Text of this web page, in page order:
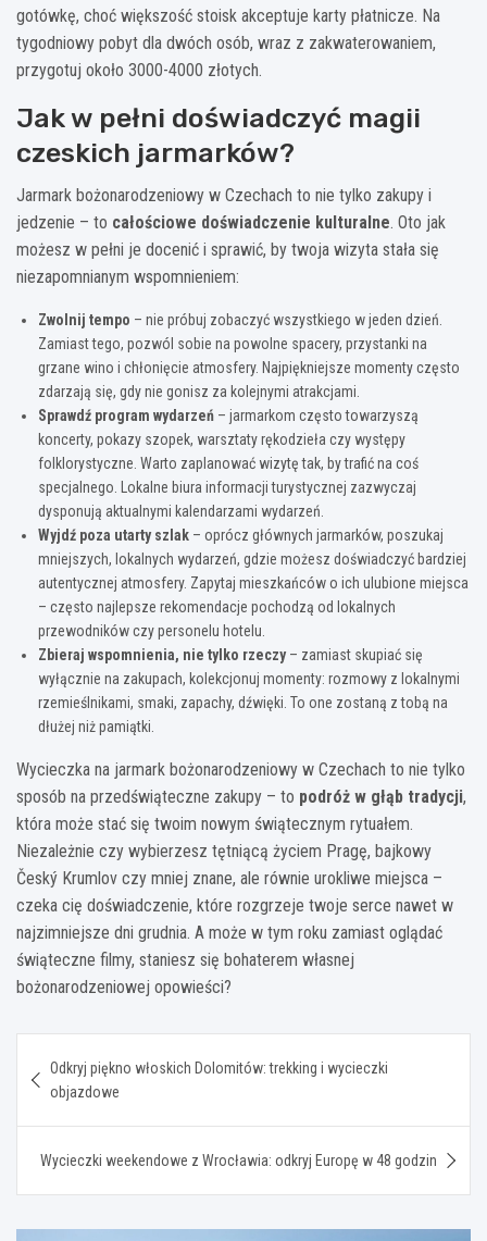
gotówkę, choć większość stoisk akceptuje karty płatnicze. Na
tygodniowy pobyt dla dwóch osób, wraz z zakwaterowaniem,
przygotuj około 3000-4000 złotych.
Jak w pełni doświadczyć magii
czeskich jarmarków?
Jarmark bożonarodzeniowy w Czechach to nie tylko zakupy i
jedzenie – to całościowe doświadczenie kulturalne. Oto jak
możesz w pełni je docenić i sprawić, by twoja wizyta stała się
niezapomnianym wspomnieniem:
Zwolnij tempo – nie próbuj zobaczyć wszystkiego w jeden dzień.
Zamiast tego, pozwól sobie na powolne spacery, przystanki na
grzane wino i chłonięcie atmosfery. Najpiękniejsze momenty często
zdarzają się, gdy nie gonisz za kolejnymi atrakcjami.
Sprawdź program wydarzeń – jarmarkom często towarzyszą
koncerty, pokazy szopek, warsztaty rękodzieła czy występy
folklorystyczne. Warto zaplanować wizytę tak, by trafić na coś
specjalnego. Lokalne biura informacji turystycznej zazwyczaj
dysponują aktualnymi kalendarzami wydarzeń.
Wyjdź poza utarty szlak – oprócz głównych jarmarków, poszukaj
mniejszych, lokalnych wydarzeń, gdzie możesz doświadczyć bardziej
autentycznej atmosfery. Zapytaj mieszkańców o ich ulubione miejsca
– często najlepsze rekomendacje pochodzą od lokalnych
przewodników czy personelu hotelu.
Zbieraj wspomnienia, nie tylko rzeczy– zamiast skupiać się
wyłącznie na zakupach, kolekcjonuj momenty: rozmowy z lokalnymi
rzemieślnikami, smaki, zapachy, dźwięki. To one zostaną z tobą na
dłużej niż pamiątki.
Wycieczka na jarmark bożonarodzeniowy w Czechach to nie tylko
sposób na przedświąteczne zakupy – to podróż w głąb tradycji,
która może stać się twoim nowym świątecznym rytuałem.
Niezależnie czy wybierzesz tętniącą życiem Pragę, bajkowy
Český Krumlov czy mniej znane, ale równie urokliwe miejsca –
czeka cię doświadczenie, które rozgrzeje twoje serce nawet w
najzimniejsze dni grudnia. A może w tym roku zamiast oglądać
świąteczne filmy, staniesz się bohaterem własnej
bożonarodzeniowej opowieści?
wpisu
Odkryj piękno włoskich Dolomitów: trekking i wycieczki
objazdowe
Wycieczki weekendowe z Wrocławia: odkryj Europę w 48 godzin